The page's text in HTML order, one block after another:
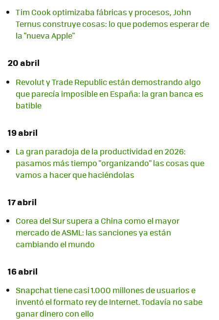
Tim Cook optimizaba fábricas y procesos, John
Ternus construye cosas: lo que podemos esperar de
la "nueva Apple"
20 abril
Revolut y Trade Republic están demostrando algo
que parecía imposible en España: la gran banca es
batible
19 abril
La gran paradoja de la productividad en 2026:
pasamos más tiempo "organizando" las cosas que
vamos a hacer que haciéndolas
17 abril
Corea del Sur supera a China como el mayor
mercado de ASML: las sanciones ya están
cambiando el mundo
16 abril
Snapchat tiene casi 1.000 millones de usuarios e
inventó el formato rey de Internet. Todavía no sabe
ganar dinero con ello